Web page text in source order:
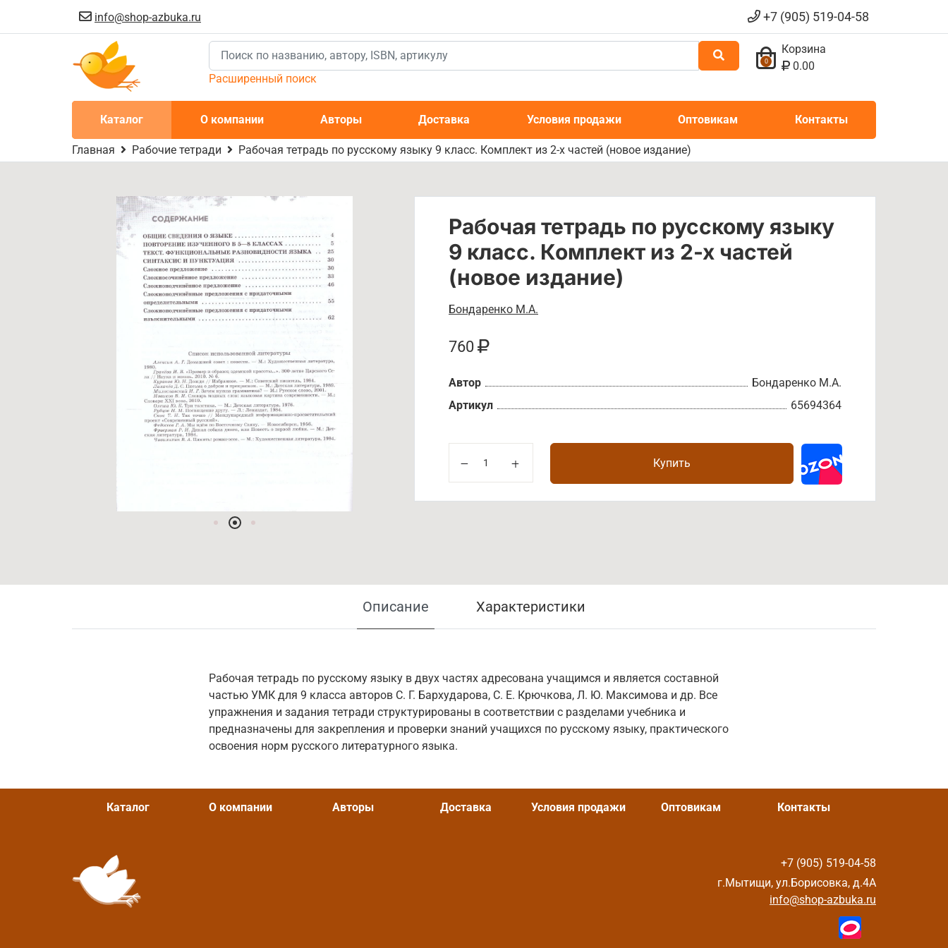
info@shop-azbuka.ru +7 (905) 519-04-58
Расширенный поиск
0
Корзина
0.00
Каталог О компании Авторы Доставка Условия продажи Оптовикам Контакты
Главная Рабочие тетради Рабочая тетрадь по русскому языку 9 класс. Комплект из 2-х частей (новое издание)
Рабочая тетрадь по русскому языку
9 класс. Комплект из 2-х частей
(новое издание)
Бондаренко М.А.
760
Автор
Бондаренко М.А.
Артикул
65694364
Купить
Описание Характеристики
Рабочая тетрадь по русскому языку в двух частях адресована учащимся и является составной
частью УМК для 9 класса авторов С. Г. Бархударова, С. Е. Крючкова, Л. Ю. Максимова и др. Все
упражнения и задания тетради структурированы в соответствии с разделами учебника и
предназначены для закрепления и проверки знаний учащихся по русскому языку, практического
освоения норм русского литературного языка.
Каталог О компании Авторы Доставка Условия продажи Оптовикам Контакты
+7 (905) 519-04-58
г.Мытищи, ул.Борисовка, д.4А
info@shop-azbuka.ru